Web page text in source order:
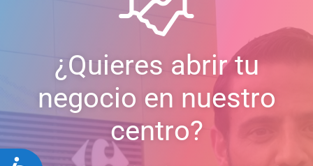
¿Quieres abrir tu
negocio en nuestro
centro?